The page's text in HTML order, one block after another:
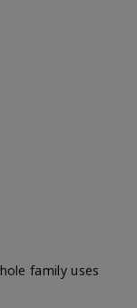
family uses